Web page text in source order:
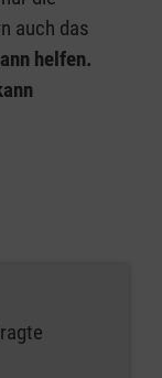
auch das
helfen.